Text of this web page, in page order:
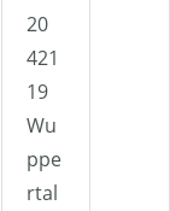
20
421
19
Wu
ppe
rtal